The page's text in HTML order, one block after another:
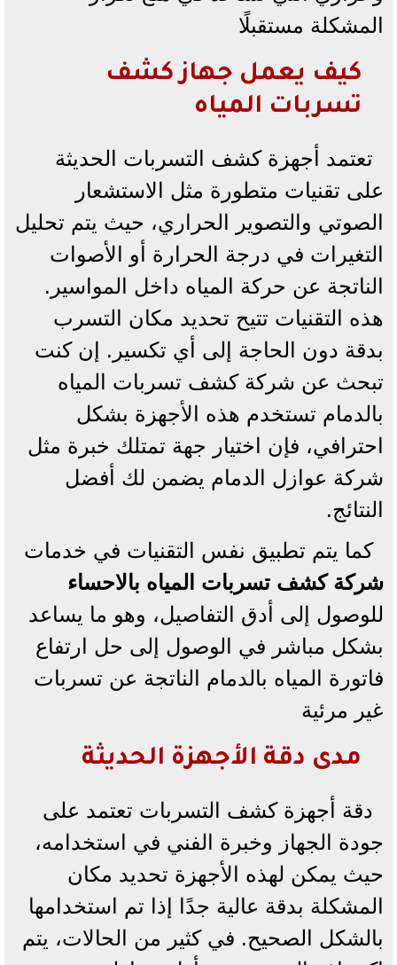
المشكلة مستقبلًا
كيف يعمل جهاز كشف
تسربات المياه
تعتمد أجهزة كشف التسربات الحديثة
على تقنيات متطورة مثل الاستشعار
الصوتي والتصوير الحراري، حيث يتم تحليل
التغيرات في درجة الحرارة أو الأصوات
الناتجة عن حركة المياه داخل المواسير.
هذه التقنيات تتيح تحديد مكان التسرب
بدقة دون الحاجة إلى أي تكسير. إن كنت
تبحث عن شركة كشف تسربات المياه
بالدمام تستخدم هذه الأجهزة بشكل
احترافي، فإن اختيار جهة تمتلك خبرة مثل
شركة عوازل الدمام يضمن لك أفضل
النتائج.
كما يتم تطبيق نفس التقنيات في خدمات
شركة كشف تسربات المياه بالاحساء
للوصول إلى أدق التفاصيل، وهو ما يساعد
بشكل مباشر في الوصول إلى حل ارتفاع
فاتورة المياه بالدمام الناتجة عن تسربات
غير مرئية
مدى دقة الأجهزة الحديثة
دقة أجهزة كشف التسربات تعتمد على
جودة الجهاز وخبرة الفني في استخدامه،
حيث يمكن لهذه الأجهزة تحديد مكان
المشكلة بدقة عالية جدًا إذا تم استخدامها
بالشكل الصحيح. في كثير من الحالات، يتم